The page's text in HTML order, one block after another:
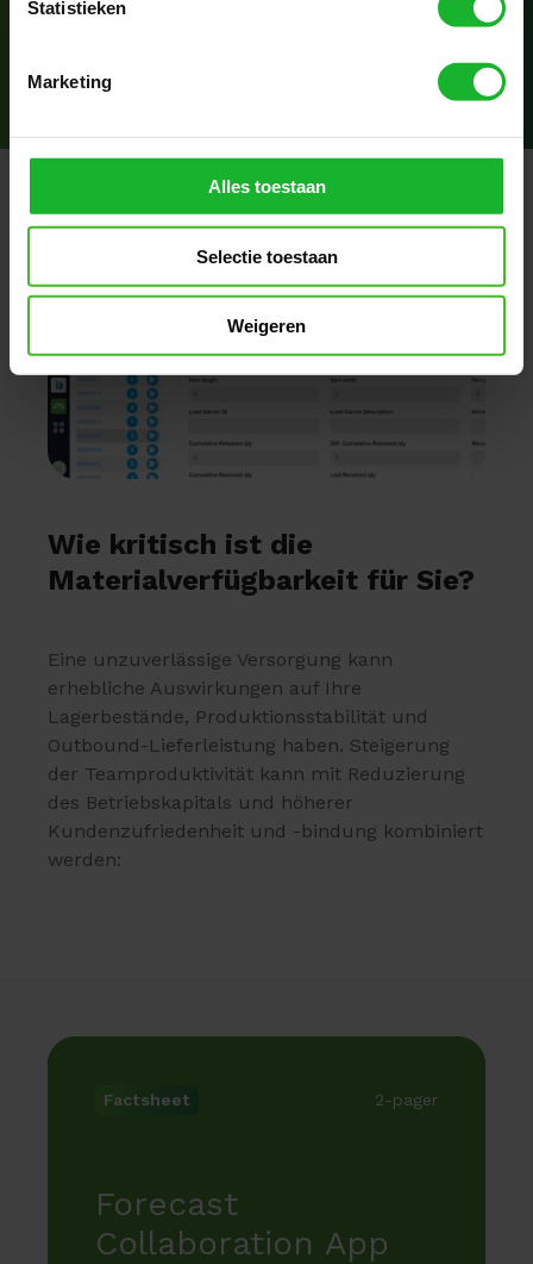
Statistieken
Marketing
Alles toestaan
Selectie toestaan
Weigeren
Wie kritisch ist die
Materialverfügbarkeit für Sie?
Eine unzuverlässige Versorgung kann
erhebliche Auswirkungen auf Ihre
Lagerbestände, Produktionsstabilität und
Outbound-Lieferleistung haben. Steigerung
der Teamproduktivität kann mit Reduzierung
des Betriebskapitals und höherer
Kundenzufriedenheit und -bindung kombiniert
werden:
Factsheet 2-pager
Forecast
Collaboration App